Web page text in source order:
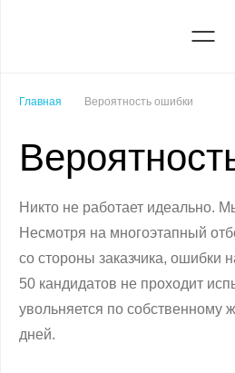
Главная Вероятность ошибки
Никто не работает идеально.
Несмотря на многоэтапный
со стороны заказчика, ошибки
50 кандидатов не проходит
увольняется по собственному
дней.